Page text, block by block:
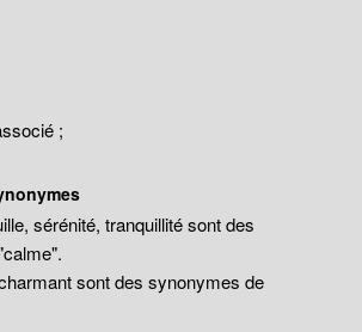
;
sérénité, tranquillité sont des
sont des synonymes de